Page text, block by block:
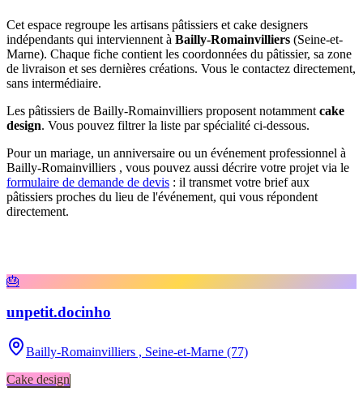
Cet espace regroupe les artisans pâtissiers et cake designers
indépendants qui interviennent à Bailly-Romainvilliers (Seine-et-
Marne). Chaque fiche contient les coordonnées du pâtissier, sa zone
de livraison et ses dernières créations. Vous le contactez directement,
sans intermédiaire.
Les pâtissiers de Bailly-Romainvilliers proposent notamment cake
design. Vous pouvez filtrer la liste par spécialité ci-dessous.
Pour un mariage, un anniversaire ou un événement professionnel à
Bailly-Romainvilliers , vous pouvez aussi décrire votre projet via le
formulaire de demande de devis : il transmet votre brief aux
pâtissiers proches du lieu de l'événement, qui vous répondent
directement.
🎂
unpetit.docinho
Bailly-Romainvilliers , Seine-et-Marne (77)
Cake design